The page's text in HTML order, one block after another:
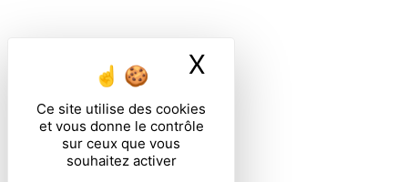
Ce site utilise des cookies
et vous donne le contrôle
sur ceux que vous
souhaitez activer
X